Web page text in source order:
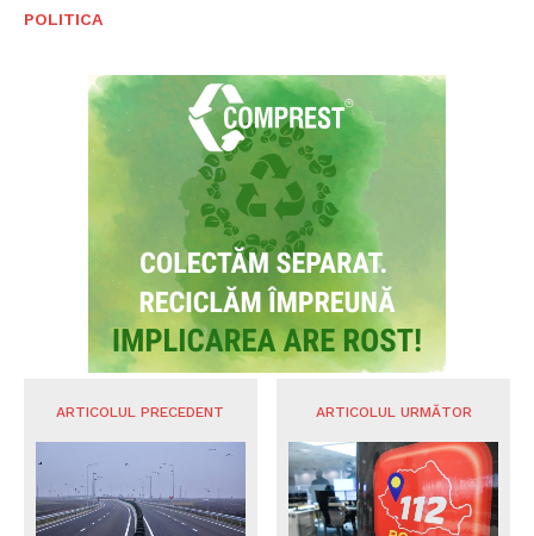
POLITICA
ARTICOLUL PRECEDENT ARTICOLUL URMĂTOR